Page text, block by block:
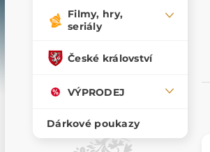
Filmy, hry,
seriály
České království
VÝPRODEJ
Dárkové poukazy